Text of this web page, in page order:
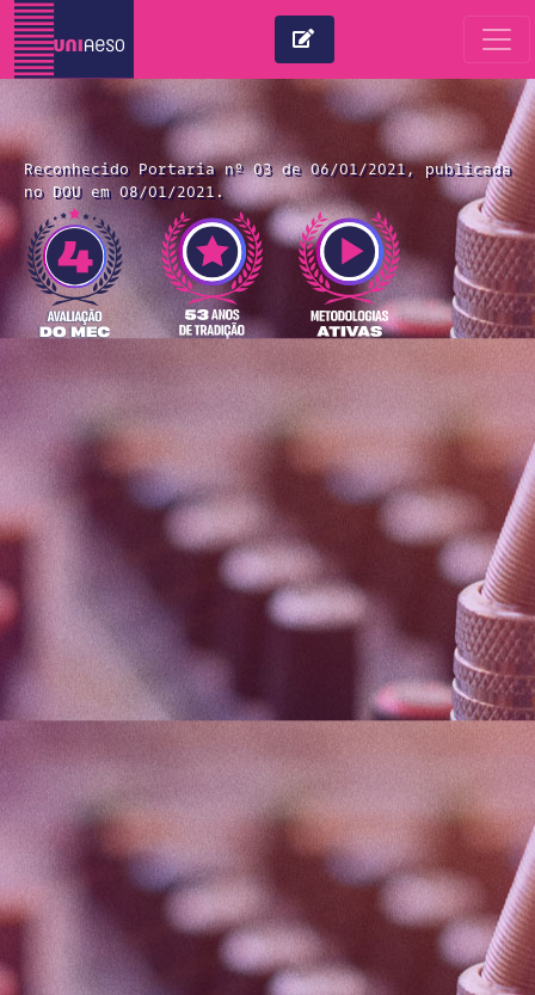
Reconhecido Portaria nº 03 de 06/01/2021, publicada
no DOU em 08/01/2021.